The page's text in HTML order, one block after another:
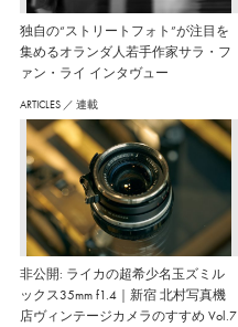
独自の“ストリートフォト”が注目を
集めるオランダ人若手作家サラ・フ
ァン・ライ インタヴュー
ARTICLES ／ 連載
非公開: ライカの超希少名玉ズミル
ックス35mm f1.4｜新宿 北村写真機
店ヴィンテージカメラのすすめ Vol.7